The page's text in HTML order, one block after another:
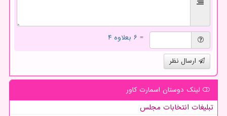
= ۶ بعلاوه ۴
ارسال نظر
لینک دوستان اسمارت كاور
تبلیغات انتخابات مجلس